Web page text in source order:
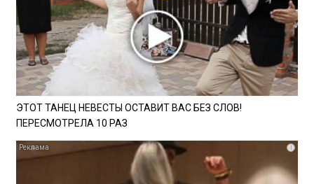
ЭТОТ ТАНЕЦ НЕВЕСТЫ ОСТАВИТ ВАС БЕЗ СЛОВ!
ПЕРЕСМОТРЕЛА 10 РАЗ
i